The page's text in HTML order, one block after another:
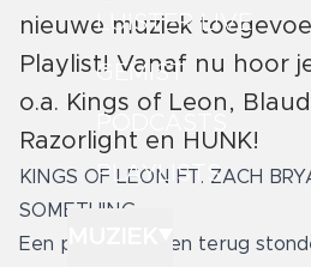
LUISTER LIVE
GEMIST
PODCASTS
PLAYLISTS
nieuwe muziek
Playlist! Vanaf nu hoor
o.a. Kings of Leon,
Razorlight en HUNK!
KINGS OF LEON FT. ZACH
SOMETHING
Een paar maanden terug